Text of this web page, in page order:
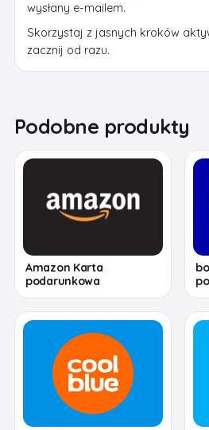
wysłany e-mailem.
Skorzystaj z jasnych kroków
zacznij od razu.
Podobne produkty
Amazon Karta
podarunkowa